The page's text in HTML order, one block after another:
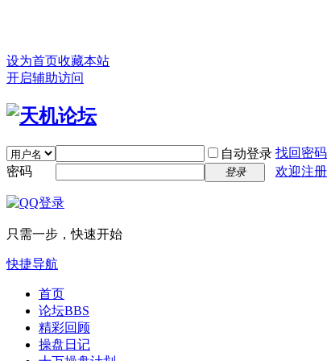
设为首页收藏本站
开启辅助访问
自动登录 找回密码
密码
登录 欢迎注册
只需一步，快速开始
快捷导航
首页
论坛BBS
精彩回顾
操盘日记